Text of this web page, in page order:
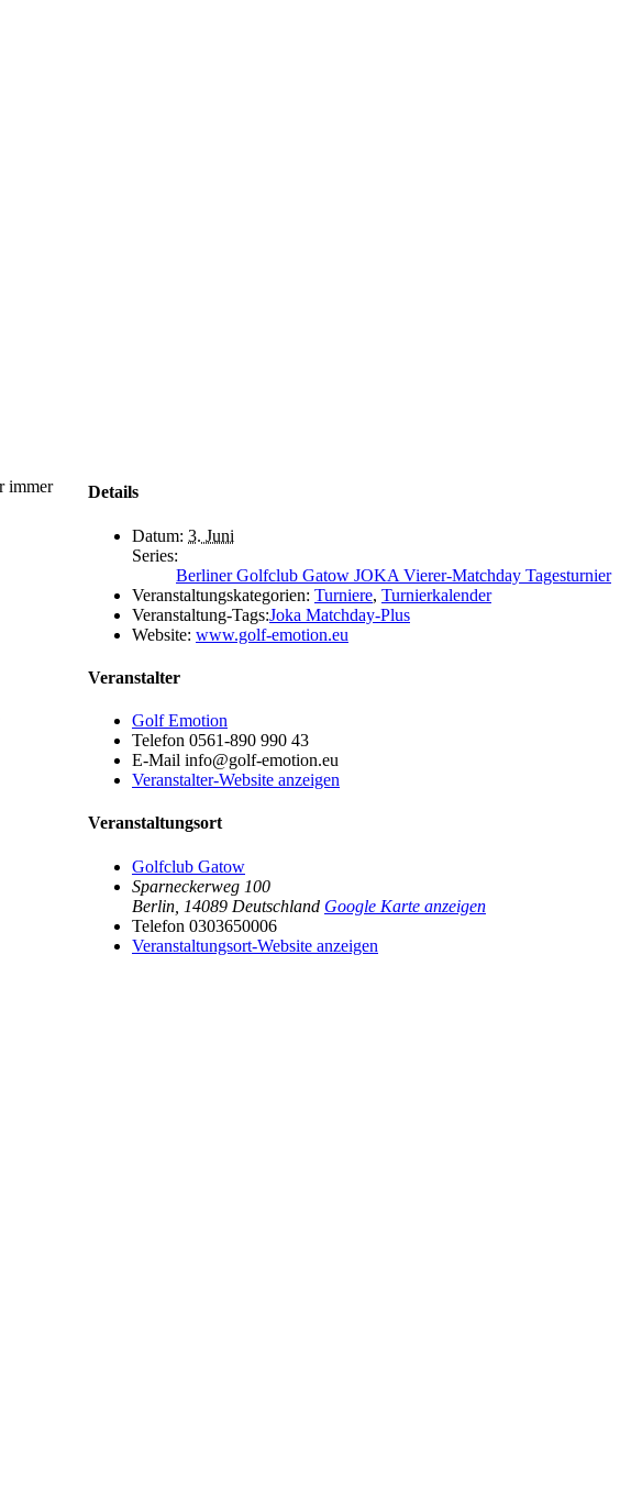
Details
Datum: 3. Juni
Series:
Berliner Golfclub Gatow JOKA Vierer-Matchday Tagesturnier
Veranstaltungskategorien: Turniere, Turnierkalender
Veranstaltung-Tags:Joka Matchday-Plus
Website: www.golf-emotion.eu
Veranstalter
Golf Emotion
Telefon 0561-890 990 43
E-Mail info@golf-emotion.eu
Veranstalter-Website anzeigen
Veranstaltungsort
Golfclub Gatow
Sparneckerweg 100
Berlin 14089 Deutschland Google Karte anzeigen
Telefon 0303650006
Veranstaltungsort-Website anzeigen
immer